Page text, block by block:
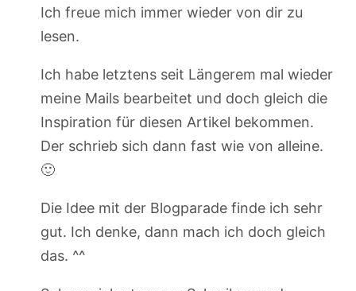
Ich freue mich immer wieder von dir zu
lesen.
Ich habe letztens seit Längerem mal wieder
meine Mails bearbeitet und doch gleich die
Inspiration für diesen Artikel bekommen.
Der schrieb sich dann fast wie von alleine.
🙂
Die Idee mit der Blogparade finde ich sehr
gut. Ich denke, dann mach ich doch gleich
das. ^^